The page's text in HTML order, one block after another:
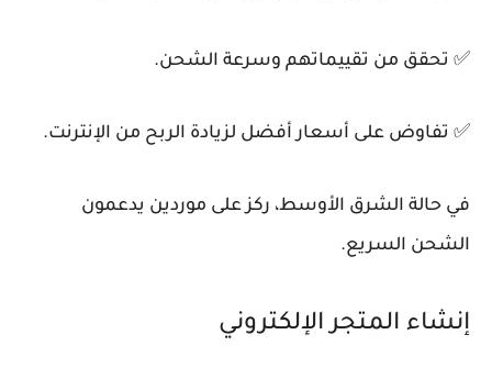
✅ تحقق من تقييماتهم وسرعة الشحن.
✅ تفاوض على أسعار أفضل لزيادة الربح من الإنترنت.
في حالة الشرق الأوسط، ركز على موردين يدعمون
الشحن السريع.
إنشاء المتجر الإلكتروني